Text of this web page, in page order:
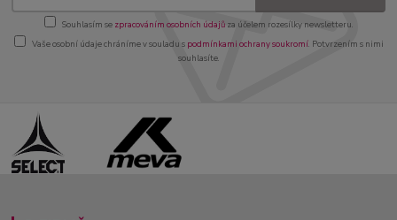
Souhlasím se zpracováním osobních údajůza účelem rozesílky newsletteru.
Vaše osobní údaje chráníme v souladu s podmínkami ochrany soukromí. Potvrzením s nimi
souhlasíte.